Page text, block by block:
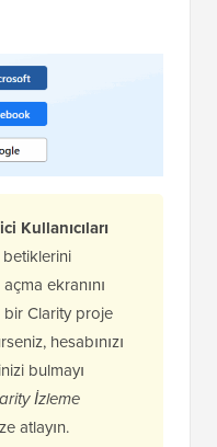
Kullanıcıları
betiklerini
ekranını
bir Clarity proje
hesabınızı
bulmayı
İzleme
atlayın.